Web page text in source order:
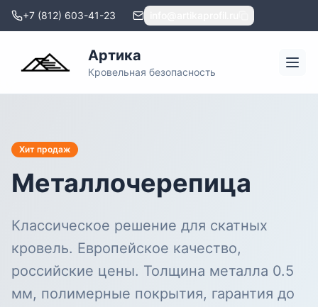
+7 (812) 603-41-23
Артика
Кровельная безопасность
Хит продаж
Металлочерепица
Классическое решение для скатных
кровель. Европейское качество,
российские цены. Толщина металла 0.5
мм, полимерные покрытия, гарантия до